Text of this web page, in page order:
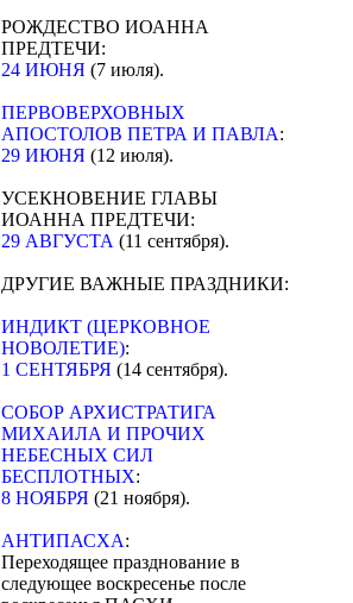
РОЖДЕСТВО ИОАННА
ПРЕДТЕЧИ:
24 ИЮНЯ (7 июля).
ПЕРВОВЕРХОВНЫХ
АПОСТОЛОВ ПЕТРА И ПАВЛА:
29 ИЮНЯ (12 июля).
УСЕКНОВЕНИЕ ГЛАВЫ
ИОАННА ПРЕДТЕЧИ:
29 АВГУСТА (11 сентября).
ДРУГИЕ ВАЖНЫЕ ПРАЗДНИКИ:
ИНДИКТ (ЦЕРКОВНОЕ
НОВОЛЕТИЕ):
1 СЕНТЯБРЯ (14 сентября).
CОБОР АРХИСТРАТИГА
МИХАИЛА И ПРОЧИХ
НЕБЕСНЫХ СИЛ
БЕСПЛОТНЫХ:
8 НОЯБРЯ (21 ноября).
АНТИПАСХА:
Переходящее празднование в
следующее воскресенье после